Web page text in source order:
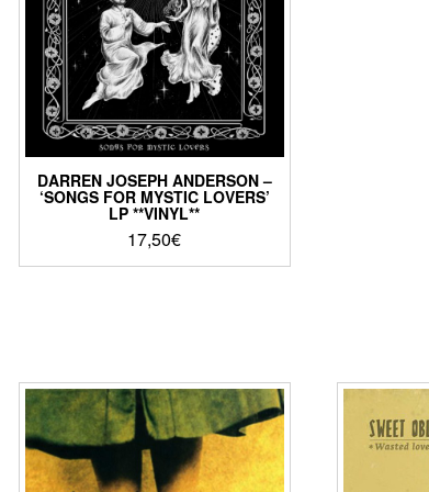
DARREN JOSEPH ANDERSON –
‘SONGS FOR MYSTIC LOVERS’
LP **VINYL**
17,50€